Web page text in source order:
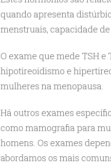
quando apresenta
menstruais, capacidade
O exame que mede TSH
hipotireoidismo e
mulheres na menopausa.
Há outros exames
como mamografia para
homens. Os exames
abordamos os mais